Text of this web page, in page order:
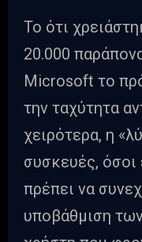
Το ότι
20.000
Microsoft το
την ταχύτητα
χειρότερα, η
συσκευές, όσοι
πρέπει να
υποβάθμιση